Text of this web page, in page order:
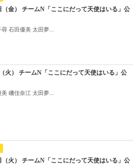
（金） チームN「ここにだって天使はいる」公
石田優美 太田夢...
火） チームN「ここにだって天使はいる」公
磯佳奈江 太田夢...
（火） チームN「ここにだって天使はいる」公